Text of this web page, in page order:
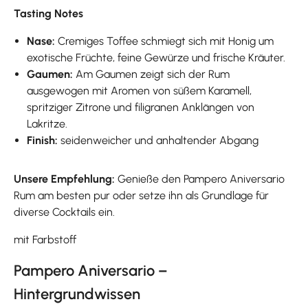
Tasting Notes
Nase: Cremiges Toffee schmiegt sich mit Honig um
exotische Früchte, feine Gewürze und frische Kräuter.
Gaumen: Am Gaumen zeigt sich der Rum
ausgewogen mit Aromen von süßem Karamell,
spritziger Zitrone und filigranen Anklängen von
Lakritze.
Finish:seidenweicher und anhaltender Abgang
Unsere Empfehlung: Genieße den Pampero Aniversario
Rum am besten pur oder setze ihn als Grundlage für
diverse Cocktails ein.
mit Farbstoff
Pampero Aniversario –
Hintergrundwissen